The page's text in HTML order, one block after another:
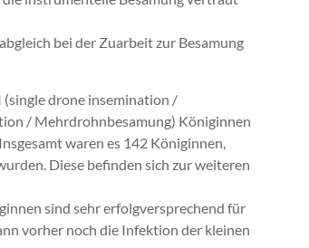
bei der Zuarbeit zur Besamung
(single drone insemination /
/ Mehrdrohnbesamung) Königinnen
waren es 142 Königinnen,
Diese befinden sich zur weiteren
sind sehr erfolgversprechend für
vorher noch die Infektion der kleinen